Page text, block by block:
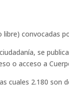
libre) convocadas
se
o acceso a
cuales 2.180